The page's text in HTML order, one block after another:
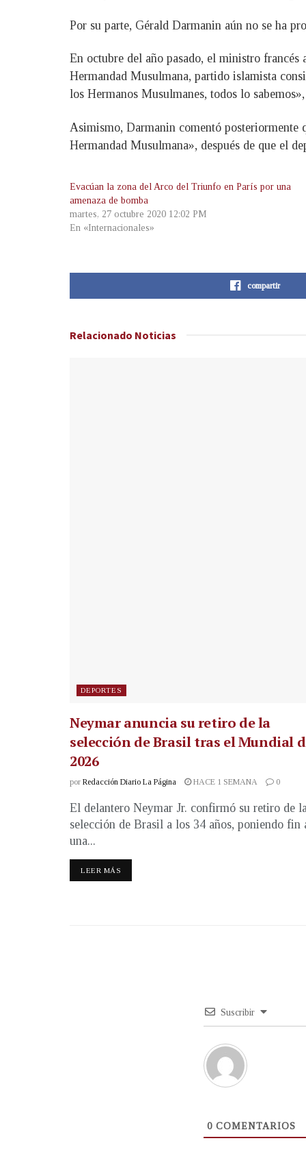
Por su parte, Gérald Darmanin aún no se ha
En octubre del año pasado, el ministro
Hermandad Musulmana, partido islamista
los Hermanos Musulmanes, todos lo
Asimismo, Darmanin comentó
Hermandad Musulmana», después de que el
Evacúan la zona del Arco del Triunfo en París por una
amenaza de bomba
martes, 27 octubre 2020 12:02 PM
En «Internacionales»
compartir
Relacionado Noticias
DEPORTES
Neymar anuncia su retiro de la
selección de Brasil tras el Mundial
2026
por Redacción Diario La Página HACE 1 SEMANA 0
El delantero Neymar Jr. confirmó su retiro de la
selección de Brasil a los 34 años, poniendo fin
una...
LEER MÁS
Suscribir
0 COMENTARIOS